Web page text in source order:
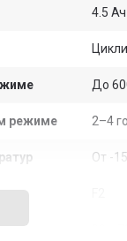
4.5 Ач
До
режиме 2–4
От -